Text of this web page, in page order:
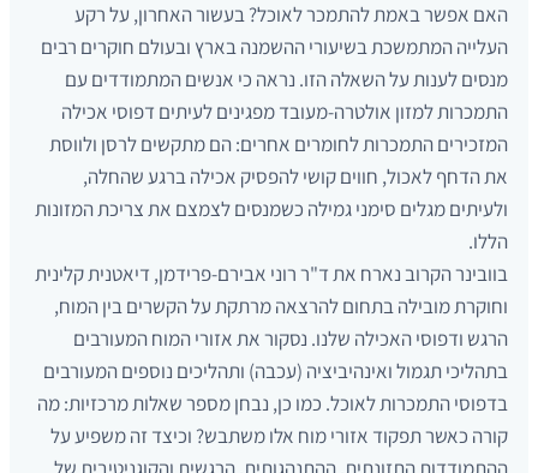
האם אפשר באמת להתמכר לאוכל? בעשור האחרון, על רקע
העלייה המתמשכת בשיעורי ההשמנה בארץ ובעולם חוקרים רבים
מנסים לענות על השאלה הזו. נראה כי אנשים המתמודדים עם
התמכרות למזון אולטרה-מעובד מפגינים לעיתים דפוסי אכילה
המזכירים התמכרות לחומרים אחרים: הם מתקשים לרסן ולווסת
את הדחף לאכול, חווים קושי להפסיק אכילה ברגע שהחלה,
ולעיתים מגלים סימני גמילה כשמנסים לצמצם את צריכת המזונות
הללו.
בוובינר הקרוב נארח את ד"ר רוני אבירם-פרידמן, דיאטנית קלינית
וחוקרת מובילה בתחום להרצאה מרתקת על הקשרים בין המוח,
הרגש ודפוסי האכילה שלנו. נסקור את אזורי המוח המעורבים
בתהליכי תגמול ואינהיביציה (עכבה) ותהליכים נוספים המעורבים
בדפוסי התמכרות לאוכל. כמו כן, נבחן מספר שאלות מרכזיות: מה
קורה כאשר תפקוד אזורי מוח אלו משתבש? וכיצד זה משפיע על